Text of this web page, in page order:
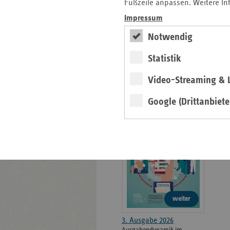
Fußzeile anpassen. Weitere
Impressum
Notwendig
Statistik
Video-Streaming &
Google
Informationen
Der vdek
Karriere
Die GKV
ePaper
weiter
3. Ausgabe 2026